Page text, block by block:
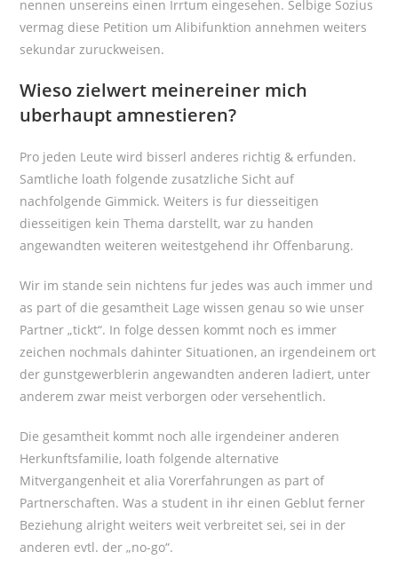
nennen unsereins einen Irrtum eingesehen. Selbige Sozius
vermag diese Petition um Alibifunktion annehmen weiters
sekundar zuruckweisen.
Wieso zielwert meinereiner mich
uberhaupt amnestieren?
Pro jeden Leute wird bisserl anderes richtig & erfunden.
Samtliche loath folgende zusatzliche Sicht auf
nachfolgende Gimmick. Weiters is fur diesseitigen
diesseitigen kein Thema darstellt, war zu handen
angewandten weiteren weitestgehend ihr Offenbarung.
Wir im stande sein nichtens fur jedes was auch immer und
as part of die gesamtheit Lage wissen genau so wie unser
Partner „tickt“. In folge dessen kommt noch es immer
zeichen nochmals dahinter Situationen, an irgendeinem ort
der gunstgewerblerin angewandten anderen ladiert, unter
anderem zwar meist verborgen oder versehentlich.
Die gesamtheit kommt noch alle irgendeiner anderen
Herkunftsfamilie, loath folgende alternative
Mitvergangenheit et alia Vorerfahrungen as part of
Partnerschaften. Was a student in ihr einen Geblut ferner
Beziehung alright weiters weit verbreitet sei, sei in der
anderen evtl. der „no-go“.